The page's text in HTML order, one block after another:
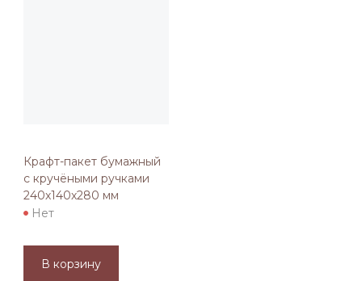
Крафт-пакет бумажный
с кручёными ручками
240х140х280 мм
Нет
В корзину